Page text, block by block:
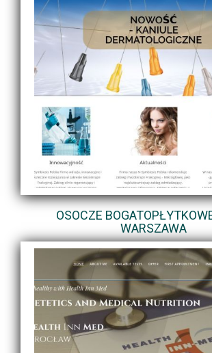
OSOCZE
WARSZAWA